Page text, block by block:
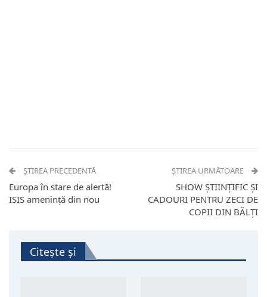
ȘTIREA PRECEDENTĂ
Europa în stare de alertă!
ISIS amenință din nou
ȘTIREA URMĂTOARE
SHOW ȘTIINȚIFIC ȘI
CADOURI PENTRU ZECI DE
COPII DIN BĂLȚI
Citește și